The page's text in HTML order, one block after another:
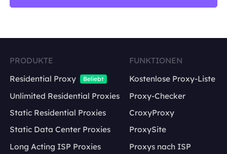
PRODUKTE
Residential Proxy
Beliebt
Unlimited Residential Proxies
Static Residential Proxies
Static Data Center Proxies
Long Acting ISP Proxies
FUNKTIONEN
Kostenlose Proxy-Liste
Proxy-Checker
CroxyProxy
ProxySite
Proxys nach ISP